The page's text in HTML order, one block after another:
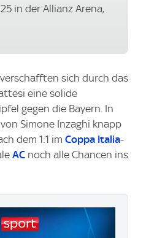
in der Allianz Arena,
sich durch das
eine solide
gegen die Bayern. In
Simone Inzaghi knapp
dem 1:1 im Coppa Italia-
AC noch alle Chancen ins